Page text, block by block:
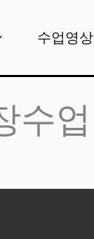
수업영상
수업